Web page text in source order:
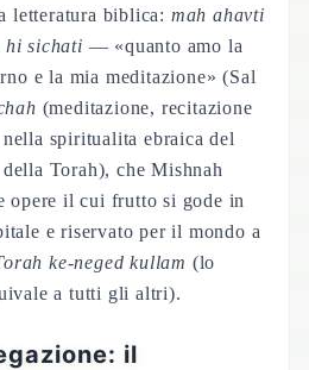
letteratura biblica: mah ahavti
hi sichati — «quanto amo la
e la mia meditazione» (Sal
(meditazione, recitazione
spiritualita ebraica del
Torah), che Mishnah
opere il cui frutto si gode in
e riservato per il mondo a
ke-neged kullam (lo
a tutti gli altri).
il